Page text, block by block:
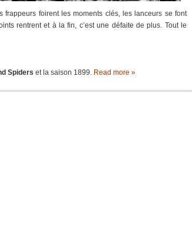
foirent les moments clés, les lanceurs se font
rentrent et à la fin, c’est une défaite de plus. Tout le
Spiders et la saison 1899. Read more »